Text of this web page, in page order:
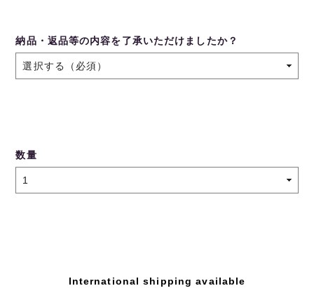
納品・返品等の内容を了承いただけましたか？
数量
International shipping available